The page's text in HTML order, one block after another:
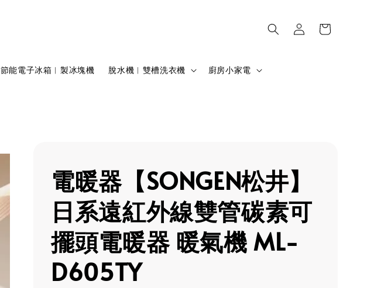
節能電子冰箱︱製冰塊機 脫水機︱雙槽洗衣機 廚房小家電
電暖器【SONGEN松井】
日系遠紅外線雙管碳素可
擺頭電暖器 暖氣機 ML-
D605TY